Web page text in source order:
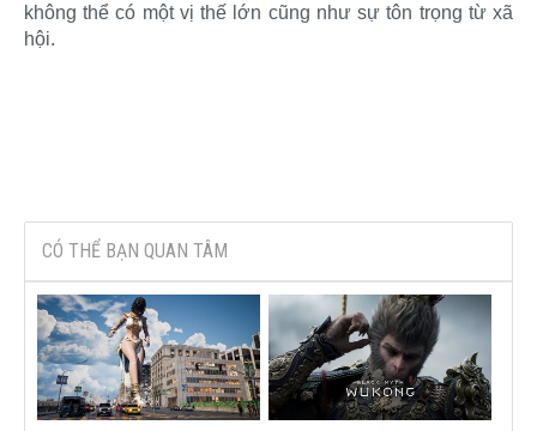
không thể có một vị thế lớn cũng như sự tôn trọng từ xã
hội.
CÓ THỂ BẠN QUAN TÂM